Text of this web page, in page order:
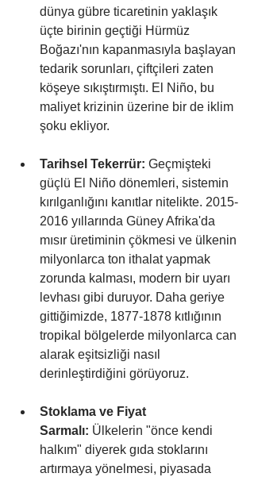
dünya gübre ticaretinin yaklaşık
üçte birinin geçtiği Hürmüz
Boğazı'nın kapanmasıyla başlayan
tedarik sorunları, çiftçileri zaten
köşeye sıkıştırmıştı. El Niño, bu
maliyet krizinin üzerine bir de iklim
şoku ekliyor.
Tarihsel Tekerrür: Geçmişteki
güçlü El Niño dönemleri, sistemin
kırılganlığını kanıtlar nitelikte. 2015-
2016 yıllarında Güney Afrika'da
mısır üretiminin çökmesi ve ülkenin
milyonlarca ton ithalat yapmak
zorunda kalması, modern bir uyarı
levhası gibi duruyor. Daha geriye
gittiğimizde, 1877-1878 kıtlığının
tropikal bölgelerde milyonlarca can
alarak eşitsizliği nasıl
derinleştirdiğini görüyoruz.
Stoklama ve Fiyat
Sarmalı: Ülkelerin "önce kendi
halkım" diyerek gıda stoklarını
artırmaya yönelmesi, piyasada